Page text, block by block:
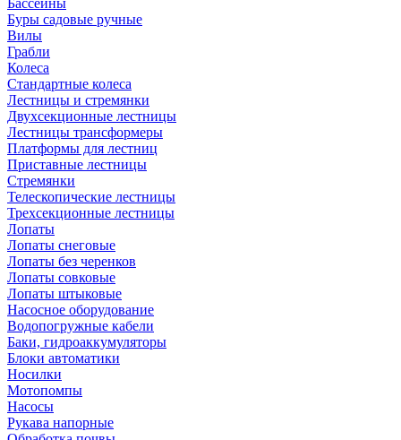
Бассейны
Буры садовые ручные
Вилы
Грабли
Колеса
Стандартные колеса
Лестницы и стремянки
Двухсекционные лестницы
Лестницы трансформеры
Платформы для лестниц
Приставные лестницы
Стремянки
Телескопические лестницы
Трехсекционные лестницы
Лопаты
Лопаты снеговые
Лопаты без черенков
Лопаты совковые
Лопаты штыковые
Насосное оборудование
Водопогружные кабели
Баки, гидроаккумуляторы
Блоки автоматики
Носилки
Мотопомпы
Насосы
Рукава напорные